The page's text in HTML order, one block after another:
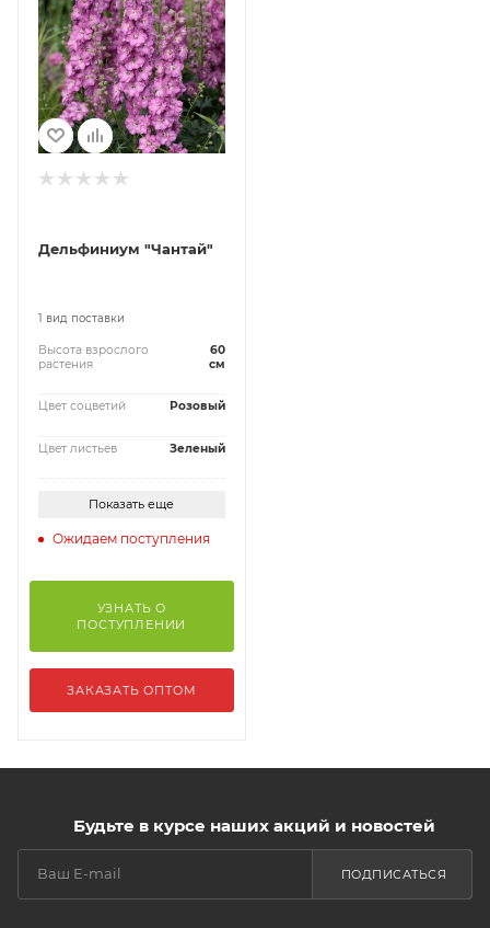
Дельфиниум "Чантай"
1 вид поставки
Высота взрослого
растения
60
см
Цвет соцветий Розовый
Цвет листьев Зеленый
Показать еще
Ожидаем поступления
УЗНАТЬ О
ПОСТУПЛЕНИИ
ЗАКАЗАТЬ ОПТОМ
Будьте в курсе наших акций и новостей
ПОДПИСАТЬСЯ